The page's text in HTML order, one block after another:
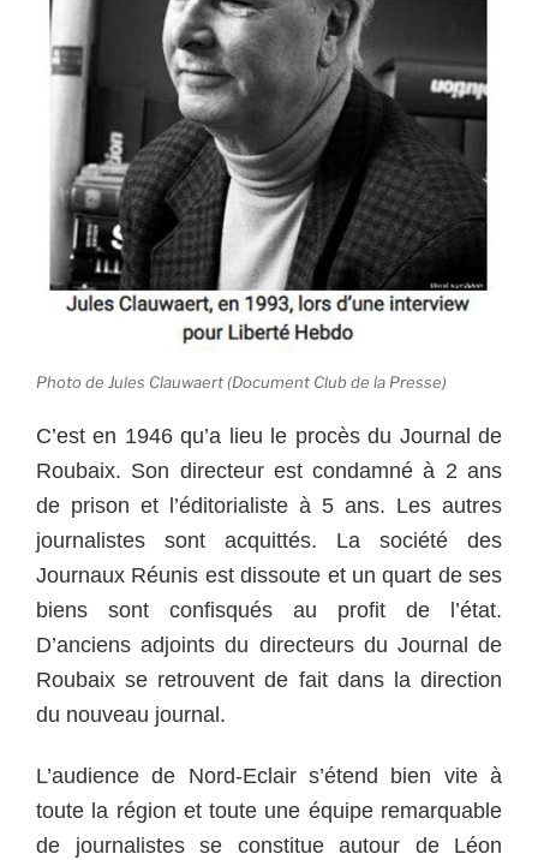
Photo de Jules Clauwaert (Document Club de la Presse)
C’est en 1946 qu’a lieu le procès du Journal de
Roubaix. Son directeur est condamné à 2 ans
de prison et l’éditorialiste à 5 ans. Les autres
journalistes sont acquittés. La société des
Journaux Réunis est dissoute et un quart de ses
biens sont confisqués au profit de l’état.
D’anciens adjoints du directeurs du Journal de
Roubaix se retrouvent de fait dans la direction
du nouveau journal.
L’audience de Nord-Eclair s’étend bien vite à
toute la région et toute une équipe remarquable
de journalistes se constitue autour de Léon